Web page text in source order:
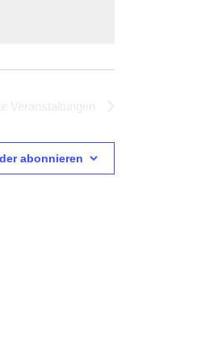
abonnieren